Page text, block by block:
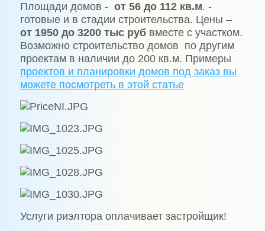
Площади домов - от 56 до 112 кв.м. -
готовые и в стадии строительства. Цены –
от 1950 до 3200 тыс рубвместе с участком.
Возможно строительство домов по другим
проектам в наличии до 200 кв.м. Примеры
проектов и планировки домов под заказ вы
можете посмотреть в этой статье
Услуги риэлтора оплачивает застройщик!